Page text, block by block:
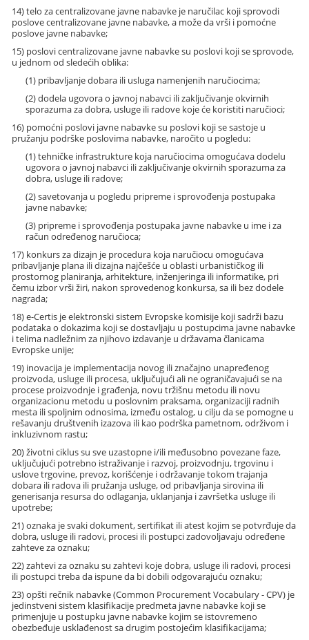
14) telo za centralizovane javne nabavke je naručilac koji sprovodi
poslove centralizovane javne nabavke, a može da vrši i pomoćne
poslove javne nabavke;
15) poslovi centralizovane javne nabavke su poslovi koji se sprovode,
u jednom od sledećih oblika:
(1) pribavljanje dobara ili usluga namenjenih naručiocima;
(2) dodela ugovora o javnoj nabavci ili zaključivanje okvirnih
sporazuma za dobra, usluge ili radove koje će koristiti naručioci;
16) pomoćni poslovi javne nabavke su poslovi koji se sastoje u
pružanju podrške poslovima nabavke, naročito u pogledu:
(1) tehničke infrastrukture koja naručiocima omogućava dodelu
ugovora o javnoj nabavci ili zaključivanje okvirnih sporazuma za
dobra, usluge ili radove;
(2) savetovanja u pogledu pripreme i sprovođenja postupaka
javne nabavke;
(3) pripreme i sprovođenja postupaka javne nabavke u ime i za
račun određenog naručioca;
17) konkurs za dizajn je procedura koja naručiocu omogućava
pribavljanje plana ili dizajna najčešće u oblasti urbanističkog ili
prostornog planiranja, arhitekture, inženjeringa ili informatike, pri
čemu izbor vrši žiri, nakon sprovedenog konkursa, sa ili bez dodele
nagrada;
18) e-Certis je elektronski sistem Evropske komisije koji sadrži bazu
podataka o dokazima koji se dostavljaju u postupcima javne nabavke
i telima nadležnim za njihovo izdavanje u državama članicama
Evropske unije;
19) inovacija je implementacija novog ili značajno unapređenog
proizvoda, usluge ili procesa, uključujući ali ne ograničavajući se na
procese proizvodnje i građenja, novu tržišnu metodu ili novu
organizacionu metodu u poslovnim praksama, organizaciji radnih
mesta ili spoljnim odnosima, između ostalog, u cilju da se pomogne u
rešavanju društvenih izazova ili kao podrška pametnom, održivom i
inkluzivnom rastu;
20) životni ciklus su sve uzastopne i/ili međusobno povezane faze,
uključujući potrebno istraživanje i razvoj, proizvodnju, trgovinu i
uslove trgovine, prevoz, korišćenje i održavanje tokom trajanja
dobara ili radova ili pružanja usluge, od pribavljanja sirovina ili
generisanja resursa do odlaganja, uklanjanja i završetka usluge ili
upotrebe;
21) oznaka je svaki dokument, sertifikat ili atest kojim se potvrđuje da
dobra, usluge ili radovi, procesi ili postupci zadovoljavaju određene
zahteve za oznaku;
22) zahtevi za oznaku su zahtevi koje dobra, usluge ili radovi, procesi
ili postupci treba da ispune da bi dobili odgovarajuću oznaku;
23) opšti rečnik nabavke (Common Procurement Vocabulary - CPV) je
jedinstveni sistem klasifikacije predmeta javne nabavke koji se
primenjuje u postupku javne nabavke kojim se istovremeno
obezbeđuje usklađenost sa drugim postojećim klasifikacijama;